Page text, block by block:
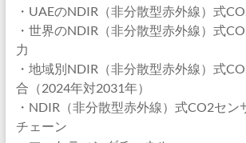
・UAEのNDIR（非分散型赤外線）式
・世界のNDIR（非分散型赤外線）式
力
・地域別NDIR（非分散型赤外線）式
合（2024年対2031年）
・NDIR（非分散型赤外線）式CO2セン
チェーン